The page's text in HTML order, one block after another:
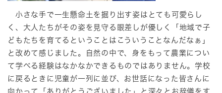
小さな手で一生懸命土を掘り出す姿はとても可愛らし
く、大人たちがその姿を見守る眼差しが優しく「地域で子
どもたちを育てるということはこういうことなんだなぁ」
と改めて感じました。自然の中で、身をもって農業につい
て学べる経験はなかなかできるものではありません。学校
に戻るときに児童が一列に並び、お世話になった皆さんに
向かって「ありがとうございました」と深々とお辞儀をす